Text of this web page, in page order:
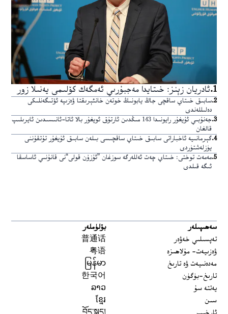
1
.ئادريان زېنز: خىتايدا مەجبۇرىي ئەمگەك كۆلىمى يەنىلا زور
2
.سابىق خىتاي ساقچى جاڭ يابونىڭ خوتەن خانئېرىقتا ۋەزىپە ئۆتىگەنلىكى
دەلىللەندى
3
.
جەنۇبىي ئۇيغۇر رايونىدا 143 مىڭدىن ئارتۇق ئويغۇر بالا ئاتا-ئانىسىدىن ئايرىلىپ
قالغان
4
.گېرمانىيە ئاخباراتى سابىق خىتاي ساقچىسى بىلەن سابىق ئۇيغۇر تۇتقۇننى
يۈزلەشتۈردى
5
.مەمەت توختى: خىتاي چەت ئەللەرگە سوزغان ”ئۇزۇن قولى“نى قانۇنىي ئاساسقا
ئىگە قىلدى
سەھىپىلەر
تەپسىلىي خەۋەر
ۋەزىيەت- مۇلاھىزە
مەدەنىيەت ۋە تارىخ
تارىخ-بۈگۈن
يەتتە سۇ
سىن
بۆلۈملەر
普通话
粤语
မြန်မာ
한국어
ລາວ
ខ្មែរ